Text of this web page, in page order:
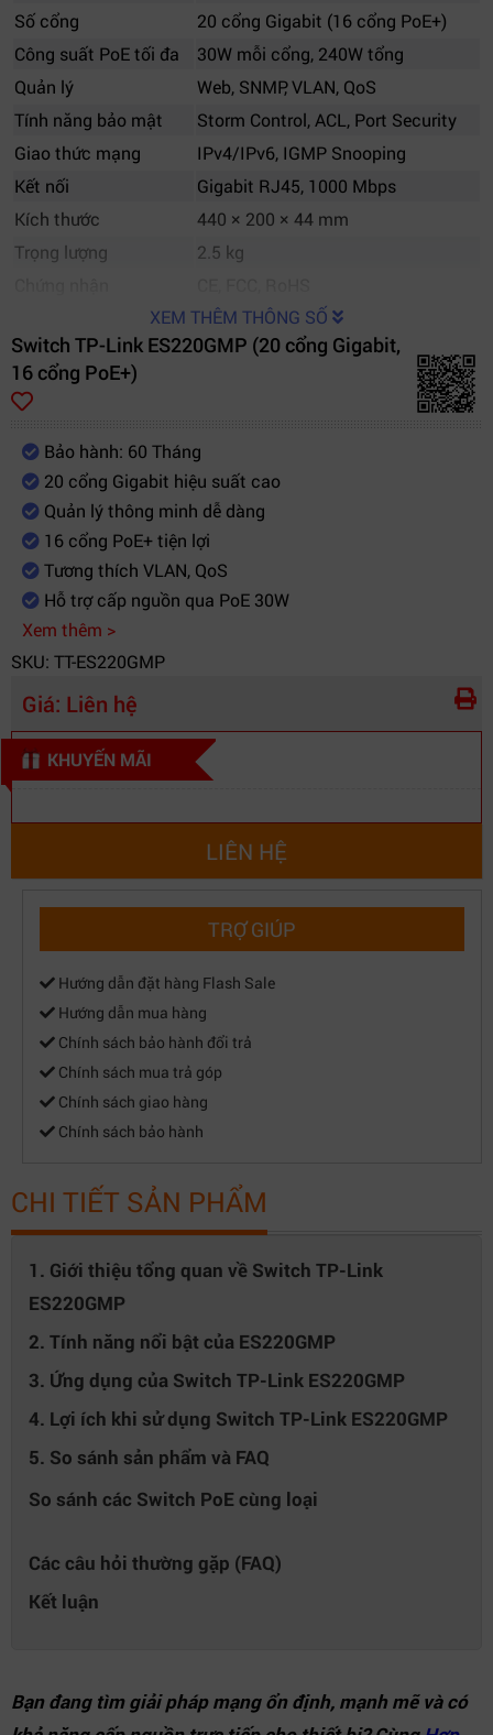
Số cổng
20 cổng Gigabit (16 cổng PoE+)
Công suất PoE tối đa
30W mỗi cổng, 240W tổng
Quản lý
Web, SNMP, VLAN, QoS
Tính năng bảo mật
Storm Control, ACL, Port Security
Giao thức mạng
IPv4/IPv6, IGMP Snooping
Kết nối
Gigabit RJ45, 1000 Mbps
Kích thước
440 × 200 × 44 mm
Trọng lượng
2.5 kg
XEM THÊM THÔNG SỐ
Switch TP-Link ES220GMP (20 cổng Gigabit,
16 cổng PoE+)
Bảo hành: 60 Tháng
20 cổng Gigabit hiệu suất cao
Quản lý thông minh dễ dàng
16 cổng PoE+ tiện lợi
Tương thích VLAN, QoS
Hỗ trợ cấp nguồn qua PoE 30W
Xem thêm >
SKU: TT-ES220GMP
Giá: Liên hệ
KHUYẾN MÃI
LIÊN HỆ
TRỢ GIÚP
Hướng dẫn đặt hàng Flash Sale
Hướng dẫn mua hàng
Chính sách bảo hành đổi trả
Chính sách mua trả góp
Chính sách giao hàng
Chính sách bảo hành
CHI TIẾT SẢN PHẨM
1. Giới thiệu tổng quan về Switch TP-Link
ES220GMP
2. Tính năng nổi bật của ES220GMP
3. Ứng dụng của Switch TP-Link ES220GMP
4. Lợi ích khi sử dụng Switch TP-Link ES220GMP
5. So sánh sản phẩm và FAQ
So sánh các Switch PoE cùng loại
Các câu hỏi thường gặp (FAQ)
Kết luận
Bạn đang tìm giải pháp mạng ổn định, mạnh mẽ và có